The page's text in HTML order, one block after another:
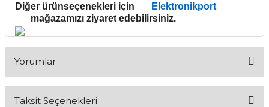
Diğer ürünseçenekleri için
Elektronikport
mağazamızı ziyaret edebilirsiniz.
Yorumlar
Taksit Seçenekleri